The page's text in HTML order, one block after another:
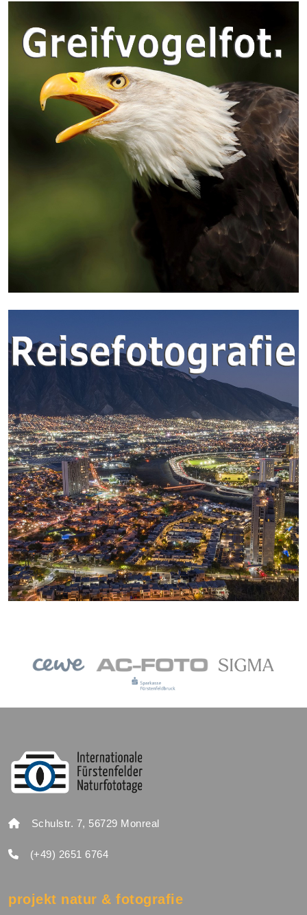
Schulstr. 7, 56729 Monreal
(+49) 2651 6764
projekt natur & fotografie